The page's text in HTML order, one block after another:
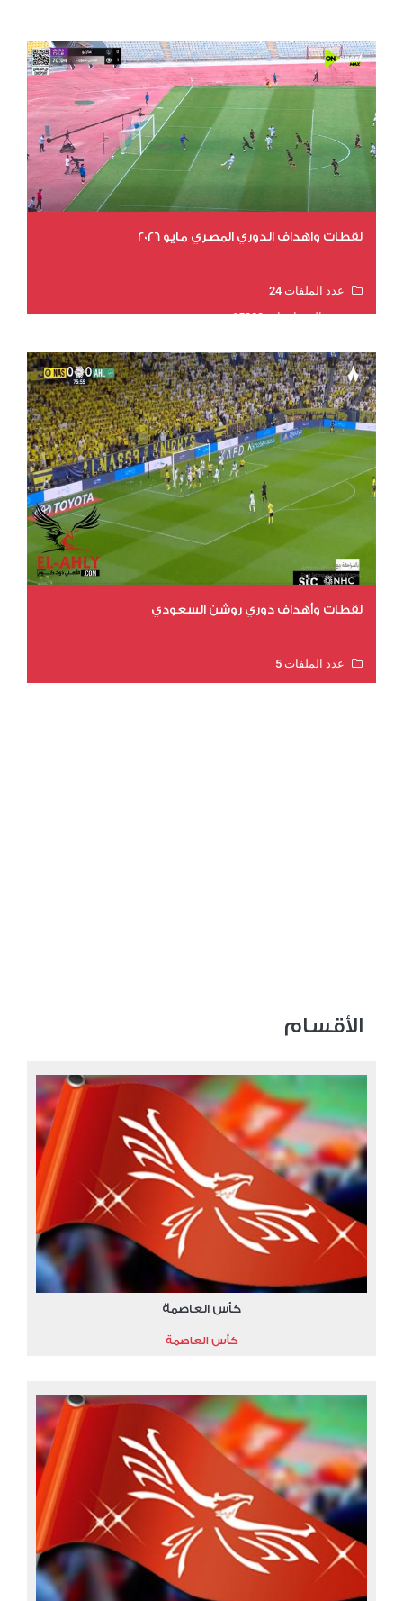
لقطات واهداف الدوري المصري مايو 2026
عدد الملفات 24
عدد المشاهدات 15280
لقطات وأهداف دوري روشن السعودي
عدد الملفات 5
الأقسام
كأس العاصمة
كأس العاصمة